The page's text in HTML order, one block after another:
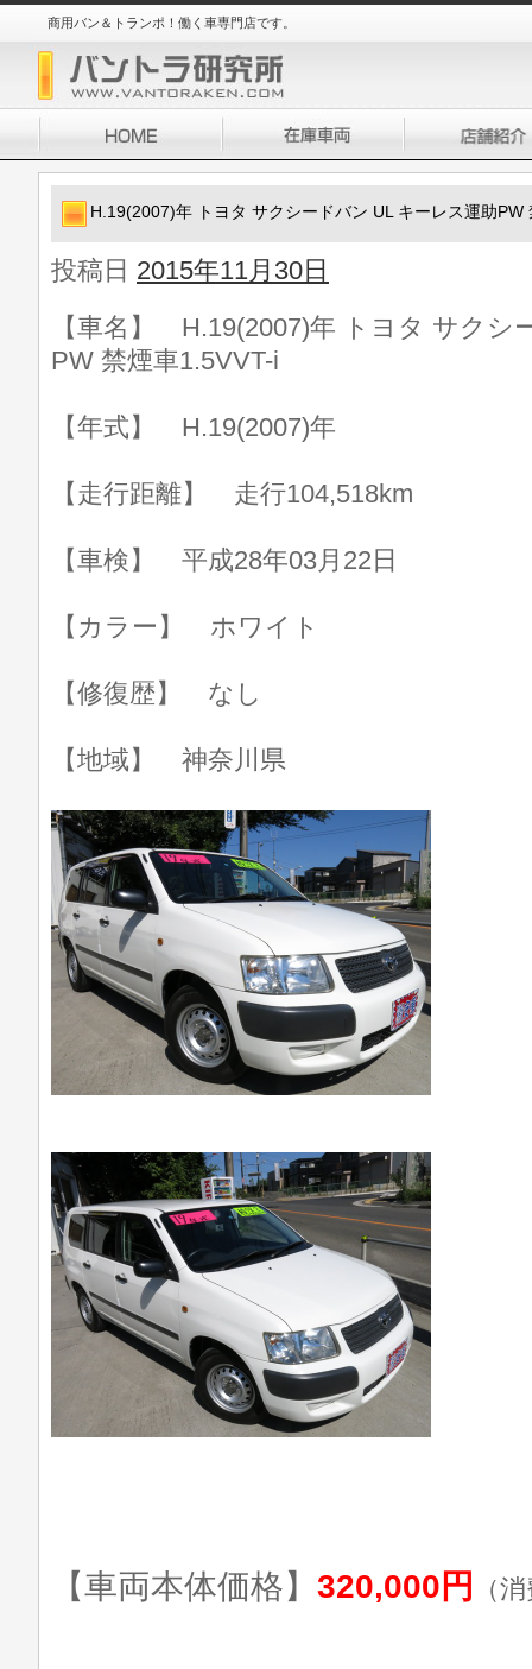
商用バン＆トランポ！働く車専門店です。
H.19(2007)年 トヨタ サクシードバン UL キーレス運助PW
投稿日 2015年11月30日
【車名】 H.19(2007)年 トヨタ サクシ
PW 禁煙車1.5VVT-i
【年式】 H.19(2007)年
【走行距離】 走行104,518km
【車検】 平成28年03月22日
【カラー】 ホワイト
【修復歴】 なし
【地域】 神奈川県
【車両本体価格】 320,000円 （